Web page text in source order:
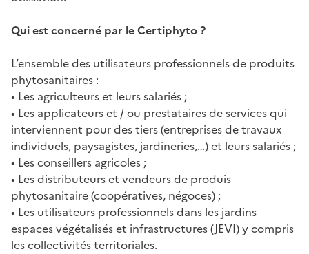
Qui est concerné par le Certiphyto ?
L’ensemble des utilisateurs professionnels de produits
phytosanitaires :
• Les agriculteurs et leurs salariés ;
• Les applicateurs et / ou prestataires de services qui
interviennent pour des tiers (entreprises de travaux
individuels, paysagistes, jardineries,…) et leurs salariés ;
• Les conseillers agricoles ;
• Les distributeurs et vendeurs de produis
phytosanitaire (coopératives, négoces) ;
• Les utilisateurs professionnels dans les jardins
espaces végétalisés et infrastructures (JEVI) y compris
les collectivités territoriales.